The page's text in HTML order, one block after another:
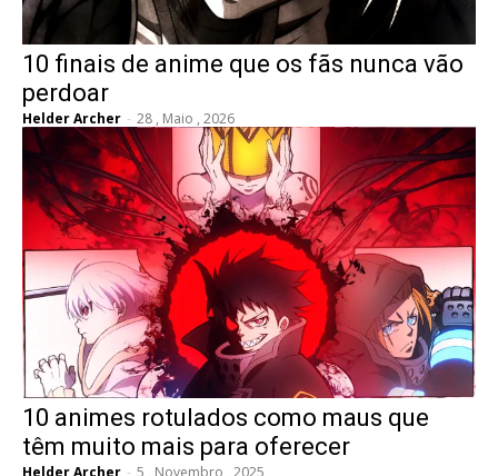
10 finais de anime que os fãs nunca vão
perdoar
Helder Archer - 28 , Maio , 2026
10 animes rotulados como maus que
têm muito mais para oferecer